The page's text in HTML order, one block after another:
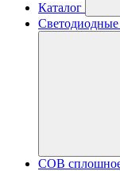
Каталог
COB